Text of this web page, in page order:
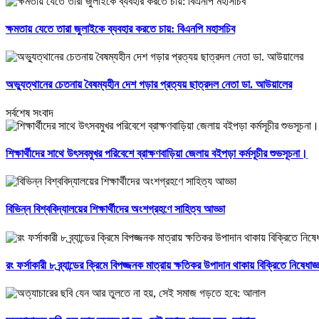
ক্ষমতায় যেতে তারা জুলাইকে ব্যবহার করতে চায়: বিএনপি মহাসচিব
অভ্যুত্থানের চেতনায় বৈষম্যহীন দেশ গড়ার প্রত্যয় ছাত্রদল নেতা ডা. আউয়ালের
সর্বশেষ সংবাদ
শিক্ষার্থীদের সাথে উৎসবমুখর পরিবেশে ব্রাক্ষণবাড়িয়া জেলায় বইপড়া কর্মসূচীর শুভসূচনা।
বিভিন্ন বিশ্ববিদ্যালয়ের শিক্ষার্থীদের অংশগ্রহণে সাহিত্য আড্ডা
রং ফর্সাকারী ৮ ব্র্যান্ডের ক্রিমে বিপজ্জনক মাত্রায় ক্ষতিকর উপাদান থাকায় বিক্রিতে